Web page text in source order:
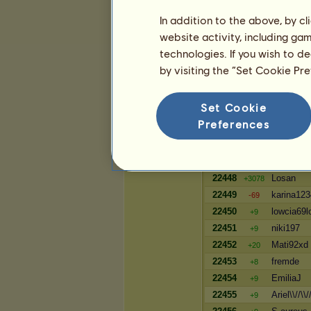
22401
+180 Enigma
22402
22403
Xiumin
22404
Antiоquiа
Bogactwo
22448
+3078 Losan
22449
-69
22450
+9
22451
+9 niki197
22452
+20 Mati92xd
22453
+8 fremde
22454
+9 EmiliaJ
22455
+9 Ariel\\//
In addition to the above, by
website activity, including
technologies. If you wish to
by visiting the “Set Cookie
Set Cookie
Preferences